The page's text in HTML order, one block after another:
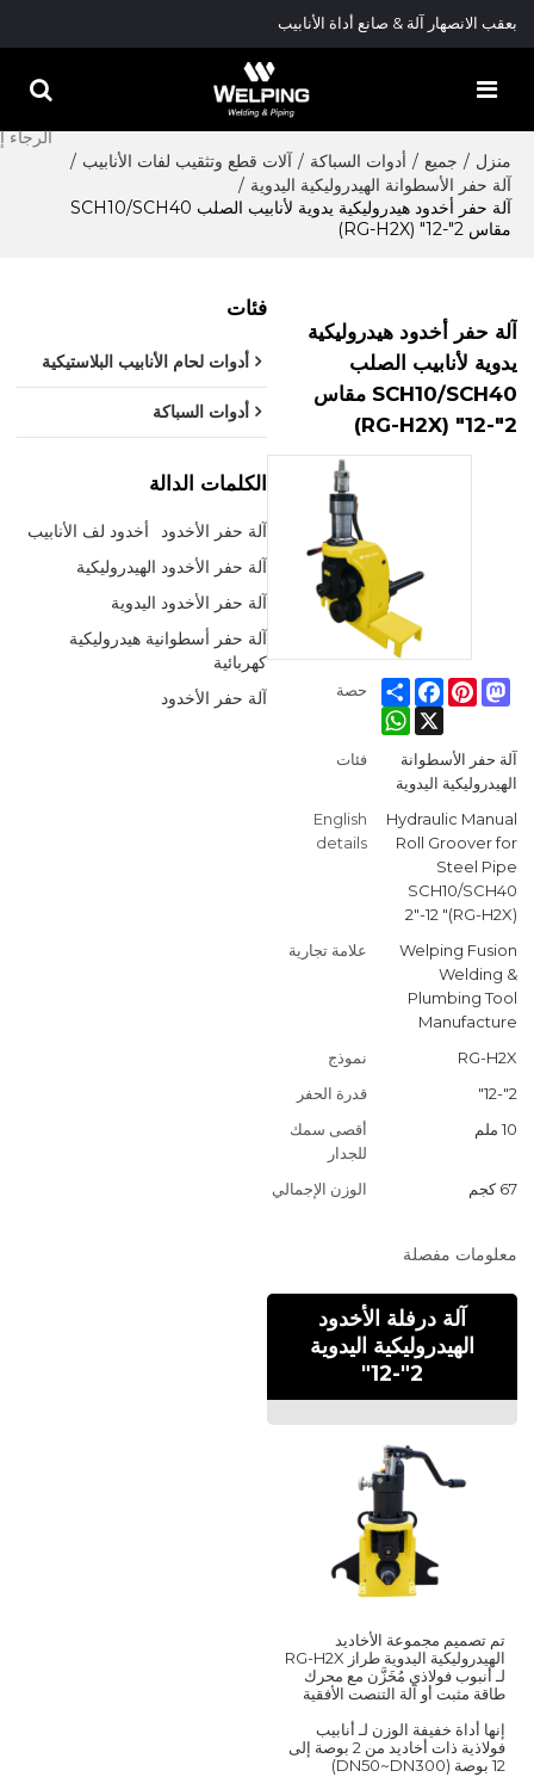
بعقب الانصهار آلة & صانع أداة الأنابيب
منزل / جميع / أدوات السباكة / آلات قطع وتثقيب لفات الأنابيب /
آلة حفر الأسطوانة الهيدروليكية اليدوية /
آلة حفر أخدود هيدروليكية يدوية لأنابيب الصلب SCH10/SCH40
مقاس 2"-12" (RG-H2X)
فئات
أدوات لحام الأنابيب البلاستيكية
أدوات السباكة
الكلمات الدالة
آلة حفر الأخدود
أخدود لف الأنابيب
آلة حفر الأخدود الهيدروليكية
آلة حفر الأخدود اليدوية
آلة حفر أسطوانية هيدروليكية
كهربائية
آلة حفر الأخدود
آلة حفر أخدود هيدروليكية
يدوية لأنابيب الصلب
SCH10/SCH40 مقاس
2"-12" (RG-H2X)
حصةShare
FacebookPinterest
Mastodon
WhatsApp
X
فئات
آلة حفر الأسطوانة
الهيدروليكية اليدوية
English
details
Hydraulic Manual
Roll Groover for
Steel Pipe
SCH10/SCH40
2"-12 "(RG-H2X)
علامة تجارية
Welping Fusion
Welding &
Plumbing Tool
Manufacture
نموذج
RG-H2X
قدرة الحفر
2"-12"
أقصى سمك
للجدار
10 ملم
الوزن الإجمالي 67 كجم
معلومات مفصلة
آلة درفلة الأخدود
الهيدروليكية اليدوية
2"-12"
تم تصميم مجموعة الأخاديد
الهيدروليكية اليدوية طراز RG-H2X
لـ أنبوب فولاذي مُخَزَّن مع محرك
طاقة مثبت أو آلة التنصت الأفقية
إنها أداة خفيفة الوزن لـ أنابيب
فولاذية ذات أخاديد من 2 بوصة إلى
12 بوصة (DN50~DN300)